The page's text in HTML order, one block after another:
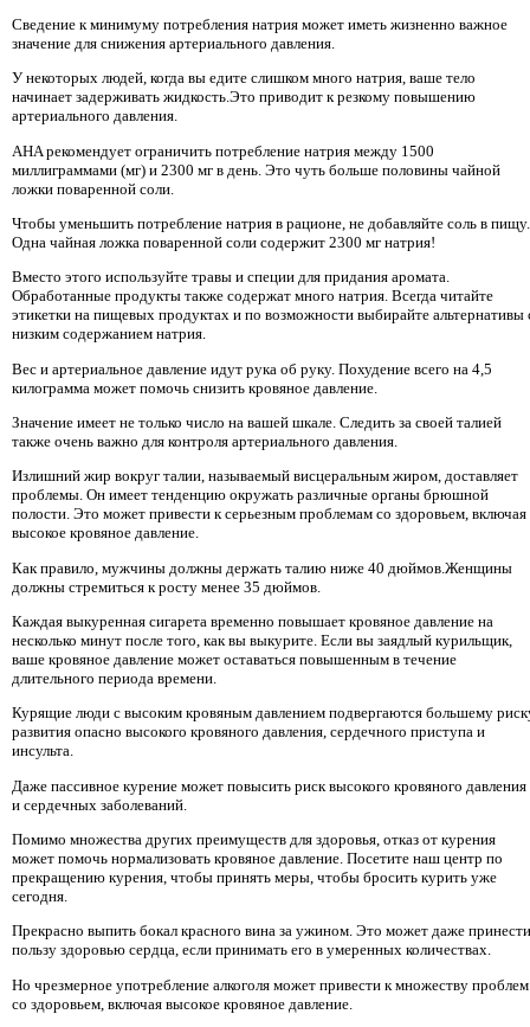
Сведение к минимуму потребления натрия может иметь жизненно важное
значение для снижения артериального давления.
У некоторых людей, когда вы едите слишком много натрия, ваше тело
начинает задерживать жидкость.Это приводит к резкому повышению
артериального давления.
AHA рекомендует ограничить потребление натрия между 1500
миллиграммами (мг) и 2300 мг в день. Это чуть больше половины чайной
ложки поваренной соли.
Чтобы уменьшить потребление натрия в рационе, не добавляйте соль в пищу.
Одна чайная ложка поваренной соли содержит 2300 мг натрия!
Вместо этого используйте травы и специи для придания аромата.
Обработанные продукты также содержат много натрия. Всегда читайте
этикетки на пищевых продуктах и ​​по возможности выбирайте альтернативы
низким содержанием натрия.
Вес и артериальное давление идут рука об руку. Похудение всего на 4,5
килограмма может помочь снизить кровяное давление.
Значение имеет не только число на вашей шкале. Следить за своей талией
также очень важно для контроля артериального давления.
Излишний жир вокруг талии, называемый висцеральным жиром, доставляет
проблемы. Он имеет тенденцию окружать различные органы брюшной
полости. Это может привести к серьезным проблемам со здоровьем, включая
высокое кровяное давление.
Как правило, мужчины должны держать талию ниже 40 дюймов.Женщины
должны стремиться к росту менее 35 дюймов.
Каждая выкуренная сигарета временно повышает кровяное давление на
несколько минут после того, как вы выкурите. Если вы заядлый курильщик,
ваше кровяное давление может оставаться повышенным в течение
длительного периода времени.
Курящие люди с высоким кровяным давлением подвергаются большему
развития опасно высокого кровяного давления, сердечного приступа и
инсульта.
Даже пассивное курение может повысить риск высокого кровяного давления
и сердечных заболеваний.
Помимо множества других преимуществ для здоровья, отказ от курения
может помочь нормализовать кровяное давление. Посетите наш центр по
прекращению курения, чтобы принять меры, чтобы бросить курить уже
сегодня.
Прекрасно выпить бокал красного вина за ужином. Это может даже принести
пользу здоровью сердца, если принимать его в умеренных количествах.
Но чрезмерное употребление алкоголя может привести к множеству проблем
со здоровьем, включая высокое кровяное давление.